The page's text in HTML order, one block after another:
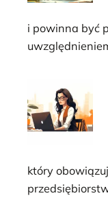
i powinna być
który